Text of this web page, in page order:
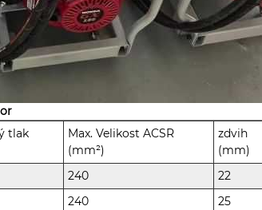
tlak
Max. Velikost ACSR
(mm²)
zdvih
(mm)
240 22
240 25